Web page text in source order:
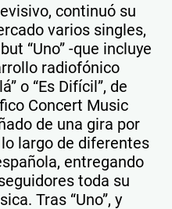
continuó su
varios singles,
“Uno” -que incluye
radiofónico
o “Es Difícil”, de
Concert Music
de una gira por
largo de diferentes
entregando
toda su
Tras “Uno”, y